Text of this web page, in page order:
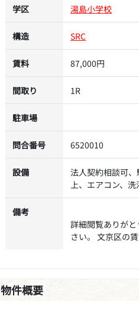
学区 湯島小学校
構造 SRC
賃料 87,000円
間取り 1R
駐車場
問合番号 6520010
設備
法人契約相談可
上、エアコン、
備考
詳細閲覧ありが
さい。 文京区の
物件概要